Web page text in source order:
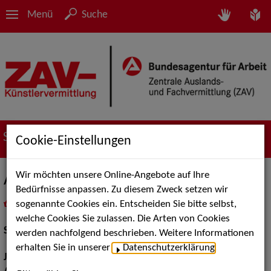
Menü Suche
Suche nach Künstler*innen
Annett Culp
als PDF speichern
inMeine Merklistelegen
Schauspiel:Film und TV
Jahrgang:
Cookie-Einstellungen
Wir möchten unsere Online-Angebote auf Ihre
Bedürfnisse anpassen. Zu diesem Zweck setzen wir
sogenannte Cookies ein. Entscheiden Sie bitte selbst,
welche Cookies Sie zulassen. Die Arten von Cookies
werden nachfolgend beschrieben. Weitere Informationen
erhalten Sie in unserer
Datenschutzerklärung